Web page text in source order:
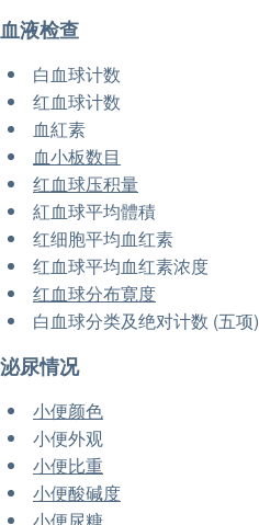
血液检查
白血球计数
红血球计数
血紅素
血小板数目
红血球压积量
紅血球平均體積
红细胞平均血红素
红血球平均血红素浓度
红血球分布寛度
白血球分类及绝对计数 (五项)
泌尿情况
小便颜色
小便外观
小便比重
小便酸碱度